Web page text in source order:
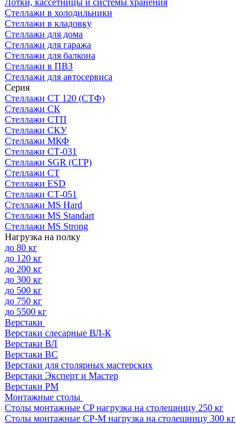
Лотки, кассетницы и системы хранения
Стеллажи в холодильники
Стеллажи в кладовку
Стеллажи для дома
Стеллажи для гаража
Стеллажи для балкона
Стеллажи в ПВЗ
Стеллажи для автосервиса
Серия
Стеллажи СТ 120 (СТФ)
Стеллажи СК
Стеллажи СТП
Стеллажи СКУ
Стеллажи МКФ
Стеллажи СТ-031
Стеллажи SGR (СГР)
Стеллажи СТ
Стеллажи ESD
Стеллажи СТ-051
Стеллажи MS Hard
Стеллажи MS Standart
Стеллажи MS Strong
Нагрузка на полку
до 80 кг
до 120 кг
до 200 кг
до 300 кг
до 500 кг
до 750 кг
до 5500 кг
Верстаки
Верстаки слесарные ВЛ-К
Верстаки ВЛ
Верстаки ВС
Верстаки для столярных мастерских
Верстаки Эксперт и Мастер
Верстаки РМ
Монтажные столы
Столы монтажные СP нагрузка на столешницу 250 кг
Столы монтажные СР-М нагрузка на столешницу 300 кг